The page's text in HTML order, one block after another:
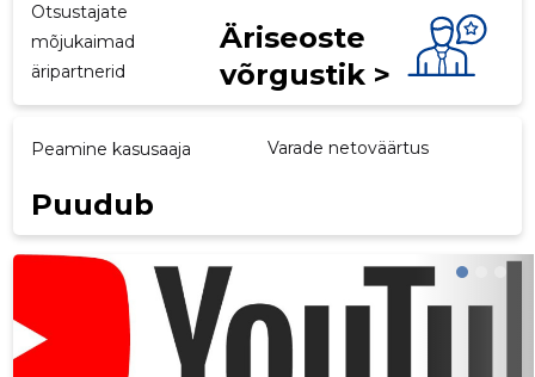
Otsustajate
mõjukaimad
äripartnerid
Äriseoste
võrgustik >
Peamine kasusaaja Varade netoväärtus
Puudub